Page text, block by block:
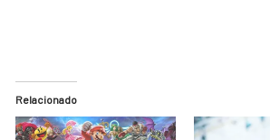
Relacionado